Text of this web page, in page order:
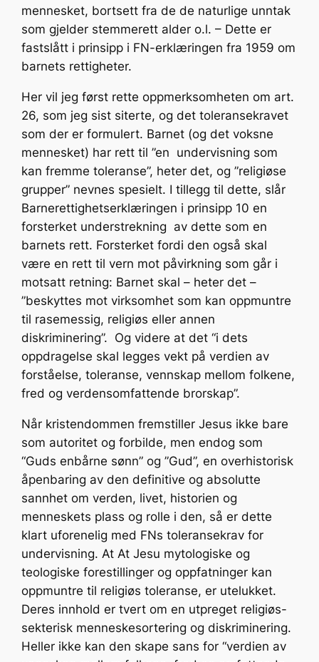
mennesket, bortsett fra de de naturlige unntak
som gjelder stemmerett alder o.l. – Dette er
fastslått i prinsipp i FN-erklæringen fra 1959 om
barnets rettigheter.
Her vil jeg først rette oppmerksomheten om art.
26, som jeg sist siterte, og det toleransekravet
som der er formulert. Barnet (og det voksne
mennesket) har rett til ”en undervisning som
kan fremme toleranse”, heter det, og ”religiøse
grupper” nevnes spesielt. I tillegg til dette, slår
Barnerettighetserklæringen i prinsipp 10 en
forsterket understrekning av dette som en
barnets rett. Forsterket fordi den også skal
være en rett til vern mot påvirkning som går i
motsatt retning: Barnet skal – heter det –
”beskyttes mot virksomhet som kan oppmuntre
til rasemessig, religiøs eller annen
diskriminering”. Og videre at det “i dets
oppdragelse skal legges vekt på verdien av
forståelse, toleranse, vennskap mellom folkene,
fred og verdensomfattende brorskap”.
Når kristendommen fremstiller Jesus ikke bare
som autoritet og forbilde, men endog som
“Guds enbårne sønn” og ”Gud”, en overhistorisk
åpenbaring av den definitive og absolutte
sannhet om verden, livet, historien og
menneskets plass og rolle i den, så er dette
klart uforenelig med FNs toleransekrav for
undervisning. At At Jesu mytologiske og
teologiske forestillinger og oppfatninger kan
oppmuntre til religiøs toleranse, er utelukket.
Deres innhold er tvert om en utpreget religiøs-
sekterisk menneskesortering og diskriminering.
Heller ikke kan den skape sans for “verdien av